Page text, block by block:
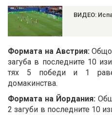
ВИДЕО:
Формата на Австрия:Общо
загуба в последните 10
тях 5 победи и 1
домакинства.
Формата на Йордания:
2 загуби в последните 10